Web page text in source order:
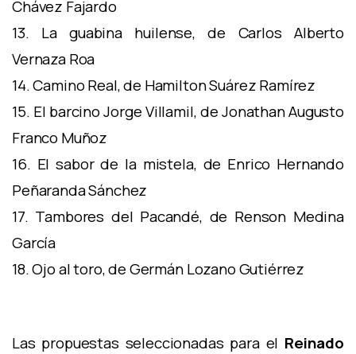
Chávez Fajardo
13. La guabina huilense, de Carlos Alberto
Vernaza Roa
14. Camino Real, de Hamilton Suárez Ramírez
15. El barcino Jorge Villamil, de Jonathan Augusto
Franco Muñoz
16. El sabor de la mistela, de Enrico Hernando
Peñaranda Sánchez
17. Tambores del Pacandé, de Renson Medina
García
18. Ojo al toro, de Germán Lozano Gutiérrez
Las propuestas seleccionadas para el Reinado